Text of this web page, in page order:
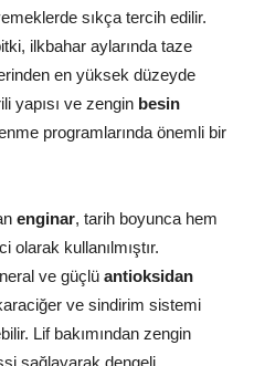
sıkça tercih edilir.
ilkbahar aylarında taze
en yüksek düzeyde
yapısı ve zengin besin
programlarında önemli bir
enginar, tarih boyunca hem
olarak kullanılmıştır.
ve güçlü antioksidan
ve sindirim sistemi
Lif bakımından zengin
sağlayarak dengeli